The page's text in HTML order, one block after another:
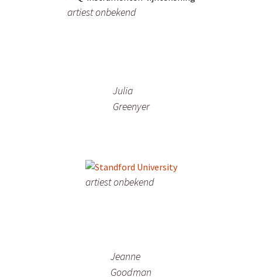
artiest onbekend
Julia
Greenyer
artiest onbekend
Jeanne
Goodman